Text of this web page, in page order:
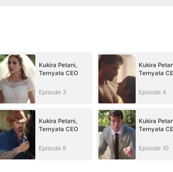
Kukira Petani,
Ternyata CEO
Episode 3
Kukira
Ternyata
Episode 4
Kukira Petani,
Ternyata CEO
Episode 9
Kukira
Ternyata
Episode 10